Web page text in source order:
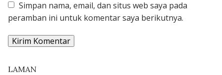
Simpan nama, email, dan situs web saya pada
peramban ini untuk komentar saya berikutnya.
LAMAN